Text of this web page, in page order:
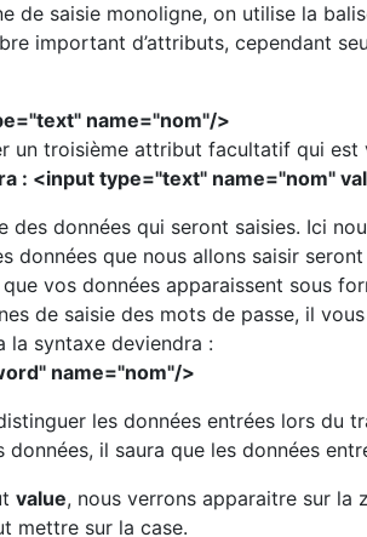
de saisie monoligne, on utilise la
important d’attributs, cependant
name="nom"/>
un troisième attribut facultatif qui est
: <input type="text" name="nom"
des données qui seront saisies. Ici
données que nous allons saisir
vos données apparaissent sous
de saisie des mots de passe, il
la syntaxe deviendra :
name="nom"/>
les données entrées lors du
il saura que les données
value, nous verrons apparaitre sur la
mettre sur la case.